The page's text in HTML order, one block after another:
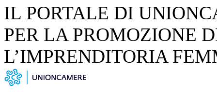
IL PORTALE DI
PER LA PROMOZIONE
L’IMPRENDITORIA